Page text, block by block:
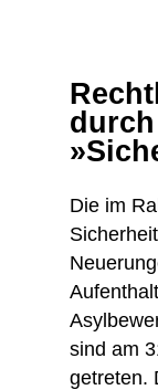
durch
Die im
sind am
getreten.